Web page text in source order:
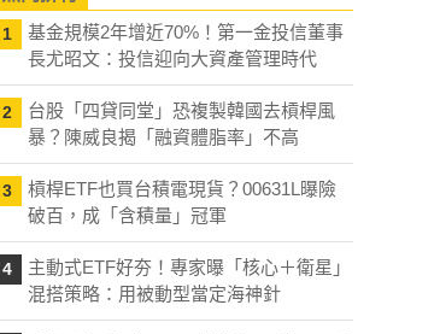
1
基金規模2年增近70%！第一金投信董事
長尤昭文：投信迎向大資產管理時代
2
台股「四貸同堂」恐複製韓國去槓桿風
暴？陳威良揭「融資體脂率」不高
3
槓桿ETF也買台積電現貨？00631L曝險
破百，成「含積量」冠軍
4
主動式ETF好夯！專家曝「核心＋衛星」
混搭策略：用被動型當定海神針